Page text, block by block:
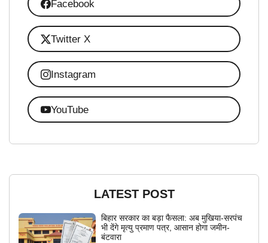
Facebook
Twitter X
Instagram
YouTube
LATEST POST
बिहार सरकार का बड़ा फैसला: अब मुखिया-सरपंच
भी देंगे मृत्यु प्रमाण पत्र, आसान होगा जमीन-
बंटवारा